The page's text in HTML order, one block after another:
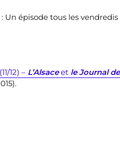
: Un épisode tous les vendredis
(11/12) – L’Alsaceet le Journal